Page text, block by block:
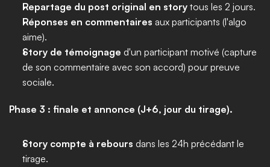
Repartage du post original en story tous les 2 jours.
Réponses en commentaires aux participants (l'algo
aime).
Story de témoignage d'un participant motivé (capture
de son commentaire avec son accord) pour preuve
sociale.
Phase 3 : finale et annonce (J+6, jour du tirage).
Story compte à rebours dans les 24h précédant le
tirage.